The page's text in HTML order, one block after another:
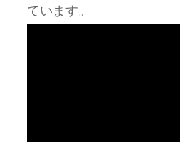
ています。